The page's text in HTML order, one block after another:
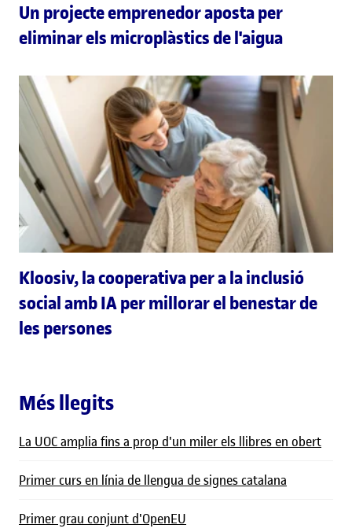
Un projecte emprenedor aposta per
eliminar els microplàstics de l'aigua
Kloosiv, la cooperativa per a la inclusió
social amb IA per millorar el benestar de
les persones
Més llegits
La UOC amplia fins a prop d'un miler els llibres en obert
Primer curs en línia de llengua de signes catalana
Primer grau conjunt d'OpenEU